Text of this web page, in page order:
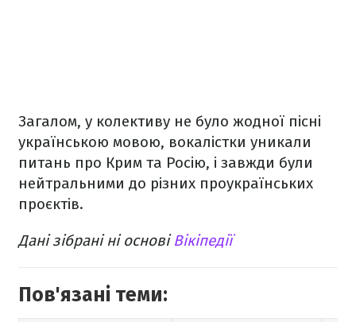
Загалом, у колективу не було жодної пісні
українською мовою, вокалістки уникали
питань про Крим та Росію, і завжди були
нейтральними до різних проукраїнських
проєктів.
Дані зібрані ні основіВікіпедії
Пов'язані теми: